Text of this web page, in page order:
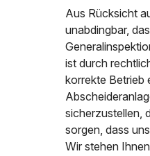
Aus Rücksicht
unabdingbar,
ist durch
korrekte Betrieb
sicherzustellen,
sorgen, dass
Wir stehen